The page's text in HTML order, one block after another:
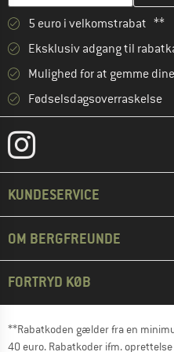
5 euro i velkomstrabat **
Eksklusiv adgang til
Mulighed for at gemme
Fødselsdagsoverraskelse
KUNDESERVICE
OM BERGFREUNDE
FORTRYD KØB
**Rabatkoden gælder fra en
40 euro. Rabatkoder ifm.